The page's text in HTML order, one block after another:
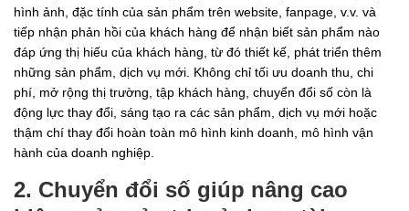
hình ảnh, đặc tính của sản phẩm trên website, fanpage, v.v. và
tiếp nhận phản hồi của khách hàng để nhận biết sản phẩm nào
đáp ứng thị hiếu của khách hàng, từ đó thiết kế, phát triển thêm
những sản phẩm, dịch vụ mới. Không chỉ tối ưu doanh thu, chi
phí, mở rộng thị trường, tập khách hàng, chuyển đổi số còn là
động lực thay đổi, sáng tạo ra các sản phẩm, dịch vụ mới hoặc
thậm chí thay đổi hoàn toàn mô hình kinh doanh, mô hình vận
hành của doanh nghiệp.
2. Chuyển đổi số giúp nâng cao